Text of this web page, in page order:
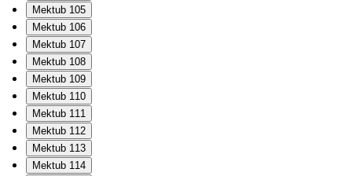
Mektub 105
Mektub 106
Mektub 107
Mektub 108
Mektub 109
Mektub 110
Mektub 111
Mektub 112
Mektub 113
Mektub 114